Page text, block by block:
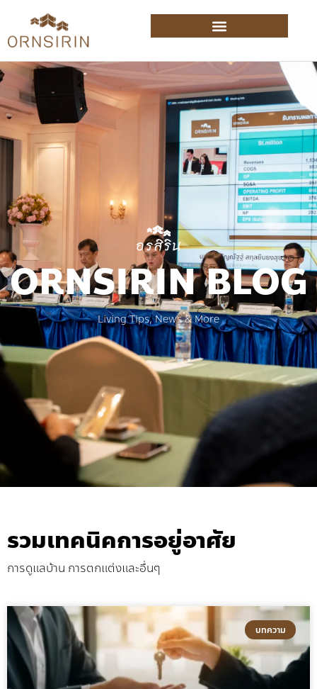
ORNSIRIN BLOG
Living Tips, News & More
รวมเทคนิคการอยู่อาศัย
การดูแลบ้าน การตกแต่งและอื่นๆ
บทความ